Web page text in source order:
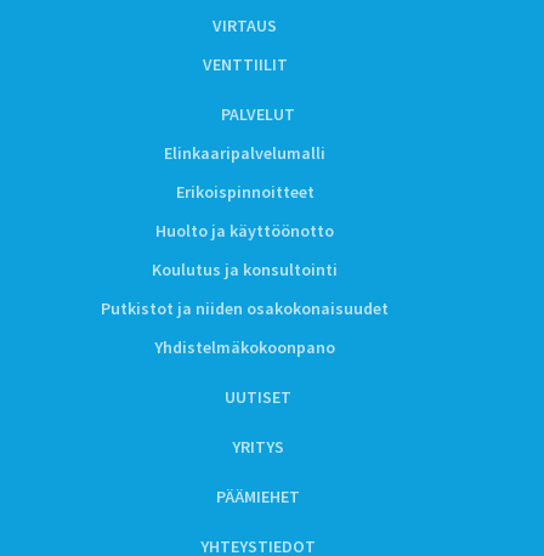
VIRTAUS
VENTTIILIT
PALVELUT
Elinkaaripalvelumalli
Erikoispinnoitteet
Huolto ja käyttöönotto
Koulutus ja konsultointi
Putkistot ja niiden osakokonaisuudet
Yhdistelmäkokoonpano
UUTISET
YRITYS
PÄÄMIEHET
YHTEYSTIEDOT